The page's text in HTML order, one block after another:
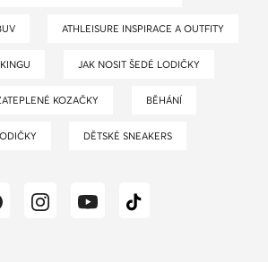
ATHLEISURE INSPIRACE A OUTFITY
JAK NOSIT ŠEDÉ LODIČKY
KOZAČKY BĚHÁNÍ
DĚTSKÉ SNEAKERS